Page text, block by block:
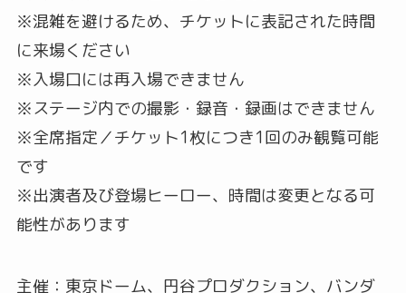
※混雑を避けるため、チケットに表記された時間
に来場ください
※入場口には再入場できません
※ステージ内での撮影・録音・録画はできません
※全席指定／チケット1枚につき1回のみ観覧可能
です
※出演者及び登場ヒーロー、時間は変更となる可
能性があります
主催：東京ドーム、円谷プロダクション、バンダ